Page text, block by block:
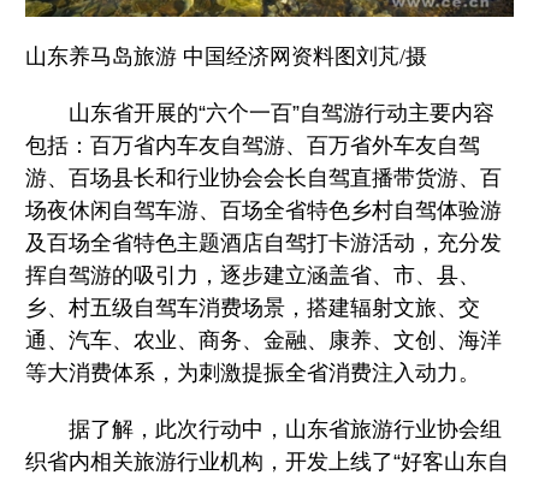
山东养马岛旅游 中国经济网资料图刘芃/摄
山东省开展的“六个一百”自驾游行动主要内容
包括：百万省内车友自驾游、百万省外车友自驾
游、百场县长和行业协会会长自驾直播带货游、百
场夜休闲自驾车游、百场全省特色乡村自驾体验游
及百场全省特色主题酒店自驾打卡游活动，充分发
挥自驾游的吸引力，逐步建立涵盖省、市、县、
乡、村五级自驾车消费场景，搭建辐射文旅、交
通、汽车、农业、商务、金融、康养、文创、海洋
等大消费体系，为刺激提振全省消费注入动力。
据了解，此次行动中，山东省旅游行业协会组
织省内相关旅游行业机构，开发上线了“好客山东自